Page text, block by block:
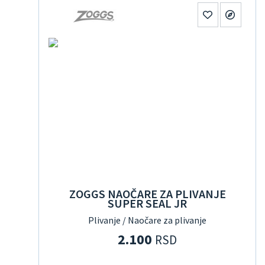
ZOGGS NAOČARE ZA PLIVANJE
SUPER SEAL JR
Plivanje / Naočare za plivanje
2.100 RSD